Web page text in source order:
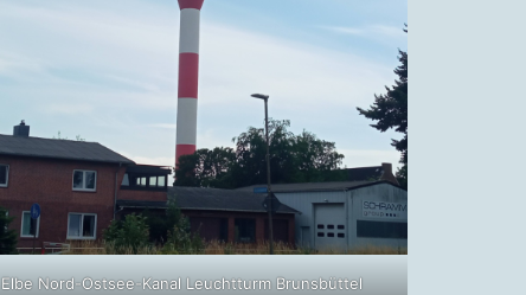
Elbe Nord-Ostsee-Kanal Leuchtturm Brunsbüttel